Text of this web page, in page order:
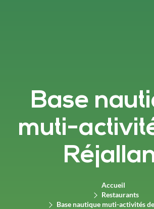
Base
muti-
Accueil
Restaurants
Base nautique muti-activités